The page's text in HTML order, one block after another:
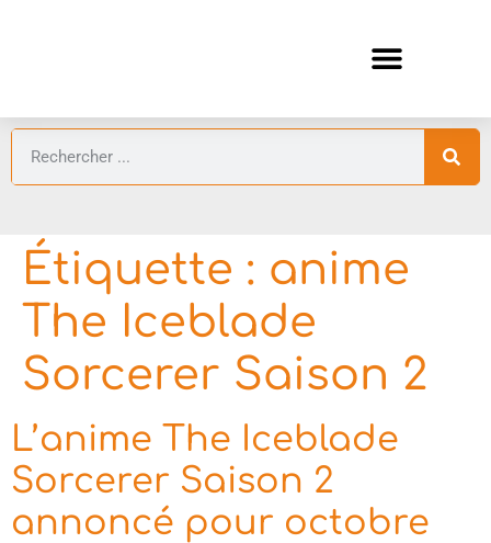
Étiquette : anime
The Iceblade
Sorcerer Saison 2
L’anime The Iceblade
Sorcerer Saison 2
annoncé pour octobre